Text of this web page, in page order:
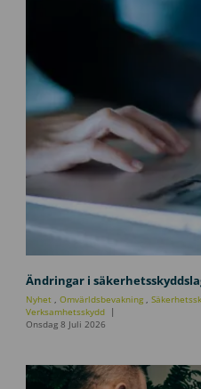
p
p
d
a
e
r
Ändringar i
Nyhet Omvärldsbevakning
Verksamhetsskydd
Onsdag 8 Juli 2026